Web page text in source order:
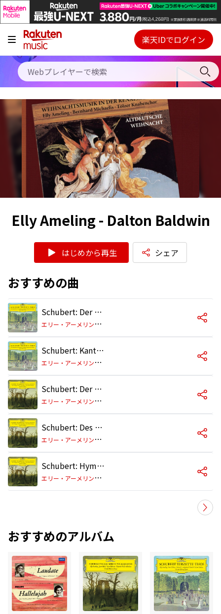
キャンペーン
料金プラン
使い方
初回30日間無料お試し
Webプレイヤー
ご契約内容の確認・変更
楽天IDでログイン
Elly Ameling - Dalton Baldwin
はじめから再生 シェア
おすすめの曲
Schubert: Der Hochzeitsbraten, D. 930
エ
リー・アーメリング/ペーター・シュライアー/ディートリヒ・フィッシャー=ディースカウ/ジェラルド・ムーア
Schubert: Kantate zum Geburtstag des Sängers Michael Vogl, D. 666
エ
リー・アーメリング/ペーター・シュライアー/ディートリヒ・フィッシャー=ディースカウ/ジェラルド・ムーア
Schubert: Der Tanz, D. 826
エ
リー・アーメリング/デイム・ジャネット・ベイカー/ペーター・シュライアー/ディートリヒ・フィッシャー=ディースカウ/ジェラルド・ムーア
Schubert: Des Tages Weihe, D. 763
エ
リー・アーメリング/デイム・ジャネット・ベイカー/ペーター・シュライアー/ディートリヒ・フィッシャー=ディースカウ/ジェラルド・ムーア
Schubert: Hymne an den Unendlichen, D. 232
エ
リー・アーメリング/デイム・ジャネット・ベイカー/ペーター・シュライアー/ディートリヒ・フィッシャー=ディースカウ/ジェラルド・ムーア
おすすめのアルバム